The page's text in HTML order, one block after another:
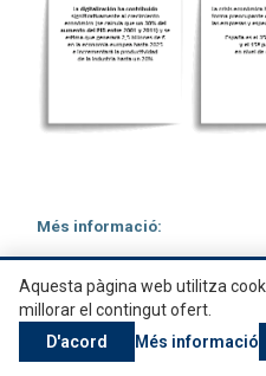
Més informació:
Conceptes Indústria 4.0
Tecnologies
Agenda Indústria 4.0
Estratègia Indústria
Aquesta pàgina web utilitza
millorar el contingut ofert.
D'acord
Més informació